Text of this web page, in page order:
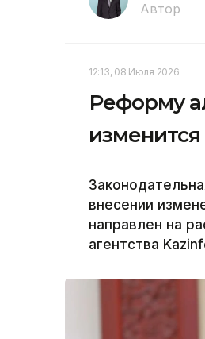
Автор
12:13, 08 Июля 2026
Реформу
изменится
внесении
направлен на
агентства